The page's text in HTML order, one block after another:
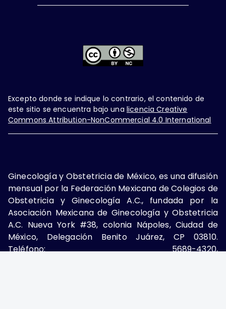
Excepto donde se indique lo contrario, el contenido de
este sitio se encuentra bajo una licencia Creative
Commons Attribution-NonCommercial 4.0 International
Ginecología y Obstetricia de México, es una difusión
mensual por la Federación Mexicana de Colegios de
Obstetricia y Ginecología A.C., fundada por la
Asociación Mexicana de Ginecología y Obstetricia
A.C. Nueva York #38, colonia Nápoles, Ciudad de
México, Delegación Benito Juárez, CP 03810.
Teléfono: 5689-4320,